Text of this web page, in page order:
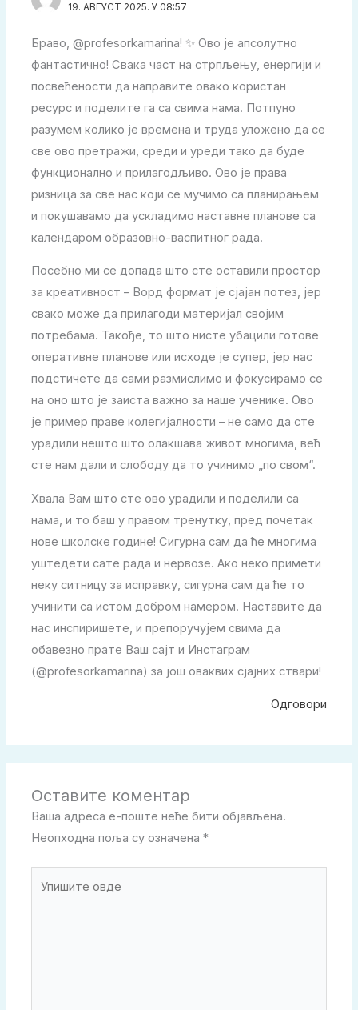
19. АВГУСТ 2025. У 08:57
Браво, @profesorkamarina! ✨ Ово је апсолутно
фантастично! Свака част на стрпљењу, енергији и
посвећености да направите овако користан
ресурс и поделите га са свима нама. Потпуно
разумем колико је времена и труда уложено да се
све ово претражи, среди и уреди тако да буде
функционално и прилагодљиво. Ово је права
ризница за све нас који се мучимо са планирањем
и покушавамо да ускладимо наставне планове са
календаром образовно-васпитног рада.
Посебно ми се допада што сте оставили простор
за креативност – Ворд формат је сјајан потез, јер
свако може да прилагоди материјал својим
потребама. Такође, то што нисте убацили готове
оперативне планове или исходе је супер, јер нас
подстичете да сами размислимо и фокусирамо се
на оно што је заиста важно за наше ученике. Ово
је пример праве колегијалности – не само да сте
урадили нешто што олакшава живот многима, већ
сте нам дали и слободу да то учинимо „по свом“.
Хвала Вам што сте ово урадили и поделили са
нама, и то баш у правом тренутку, пред почетак
нове школске године! Сигурна сам да ће многима
уштедети сате рада и нервозе. Ако неко примети
неку ситницу за исправку, сигурна сам да ће то
учинити са истом добром намером. Наставите да
нас инспиришете, и препоручујем свима да
обавезно прате Ваш сајт и Инстаграм
(@profesorkamarina) за још оваквих сјајних ствари!
Одговори
Оставите коментар
Ваша адреса е-поште неће бити објављена.
Неопходна поља су означена*